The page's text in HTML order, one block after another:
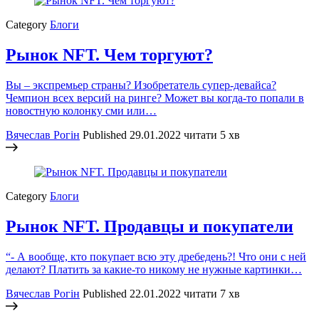
Category Блоги
Рынок NFT. Чем торгуют?
Вы – экспремьер страны? Изобретатель супер-девайса?
Чемпион всех версий на ринге? Может вы когда-то попали в
новостную колонку сми или…
Вячеслав Рогін Published 29.01.2022 читати 5 хв
Category Блоги
Рынок NFT. Продавцы и покупатели
“- А вообще, кто покупает всю эту дребедень?! Что они с ней
делают? Платить за какие-то никому не нужные картинки…
Вячеслав Рогін Published 22.01.2022 читати 7 хв